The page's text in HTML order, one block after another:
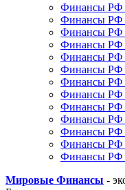
Финансы РФ
Финансы РФ
Финансы РФ
Финансы РФ
Финансы РФ
Финансы РФ
Финансы РФ
Финансы РФ
Финансы РФ
Финансы РФ
Финансы РФ
Финансы РФ
Финансы РФ
Мировые Финансы -